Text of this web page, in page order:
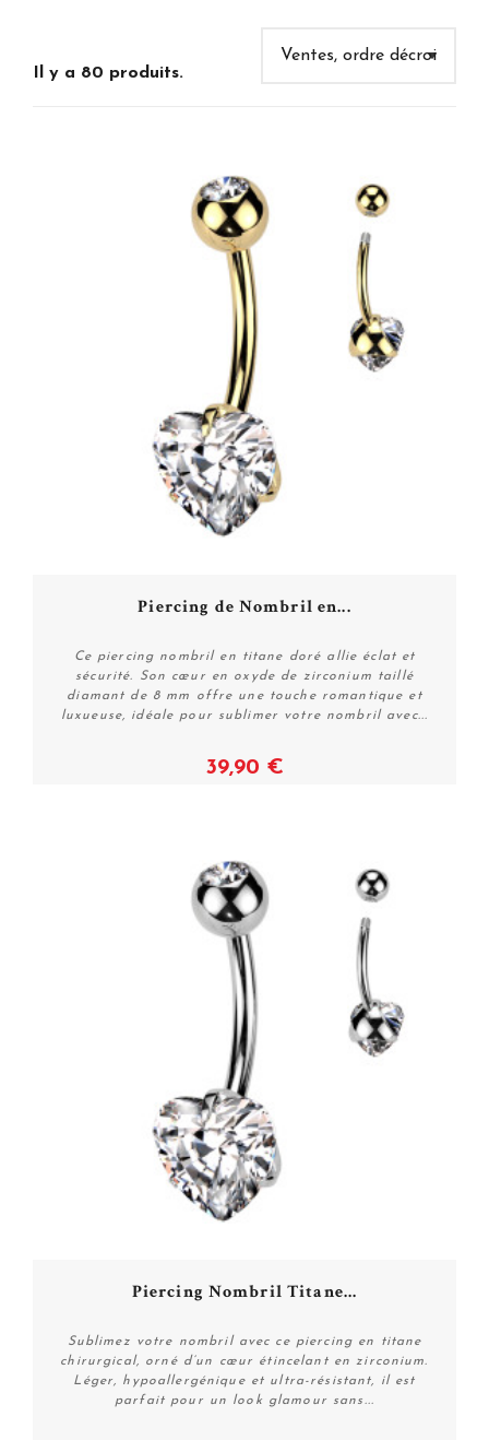
Il y a 80 produits.
Voir
Piercing de Nombril en...
Ce piercing nombril en titane doré allie éclat et
sécurité. Son cœur en oxyde de zirconium taillé
diamant de 8 mm offre une touche romantique et
luxueuse, idéale pour sublimer votre nombril avec...
39,90 €
Piercing Nombril Titane...
Sublimez votre nombril avec ce piercing en titane
chirurgical, orné d’un cœur étincelant en zirconium.
Léger, hypoallergénique et ultra-résistant, il est
parfait pour un look glamour sans...